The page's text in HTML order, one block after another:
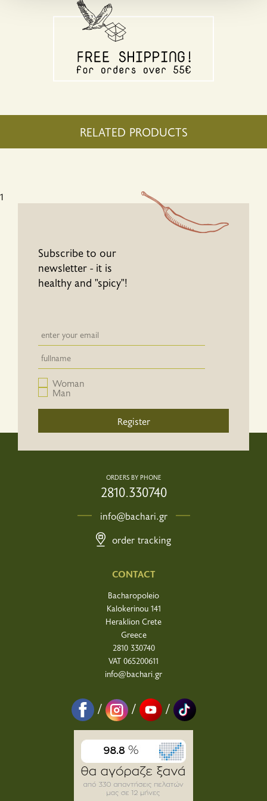
οποίοι ενδεχομένως να τις συνδυάσουν με άλλες
πληροφορίες που τους έχετε παραχωρήσει ή τις οποίες
έχουν συλλέξει σε σχέση με την από μέρους σας χρήση
των υπηρεσιών τους.
RELATED PRODUCTS
1
Subscribe to our
newsletter - it is
healthy and "spicy"!
Newsletter email input field
Newsletter email input field
Woman
Man
Register
CONTACT
Bacharopoleio
Kalokerinou 141
Heraklion Crete
Greece
2810 330740
VAT 065200611
info@bachari.gr
/ / /
ORDERS BY PHONE
2810.330740
info@bachari.gr
order tracking